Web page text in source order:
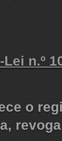
Lei n.º
o